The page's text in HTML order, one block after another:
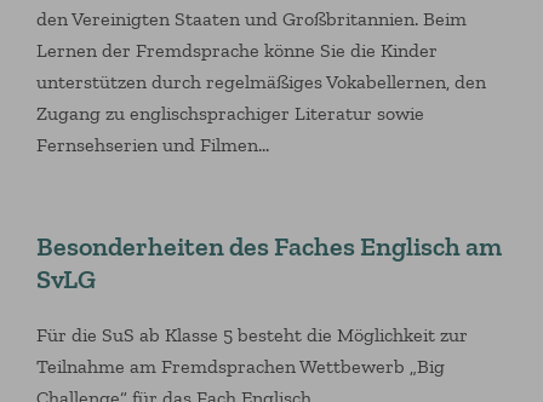
den Vereinigten Staaten und Großbritannien. Beim
Lernen der Fremdsprache könne Sie die Kinder
unterstützen durch regelmäßiges Vokabellernen, den
Zugang zu englischsprachiger Literatur sowie
Fernsehserien und Filmen…
Besonderheiten des Faches Englisch am
SvLG
Für die SuS ab Klasse 5 besteht die Möglichkeit zur
Teilnahme am Fremdsprachen Wettbewerb „Big